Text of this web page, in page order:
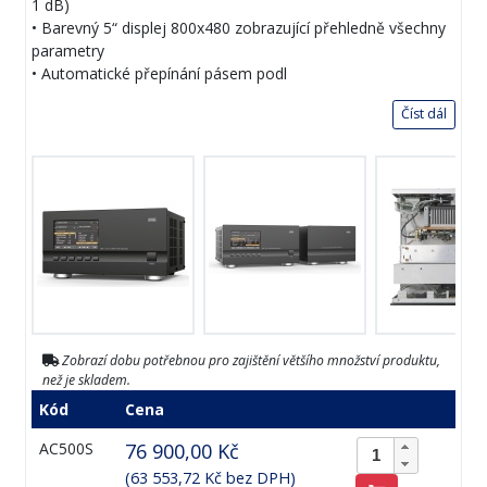
1 dB)
• Barevný 5“ displej 800x480 zobrazující přehledně všechny
parametry
• Automatické přepínání pásem podl
Číst dál
Zobrazí dobu potřebnou pro zajištění většího množství produktu,
než je skladem.
Kód
Cena
AC500S
76 900,00 Kč
(63 553,72 Kč bez DPH)